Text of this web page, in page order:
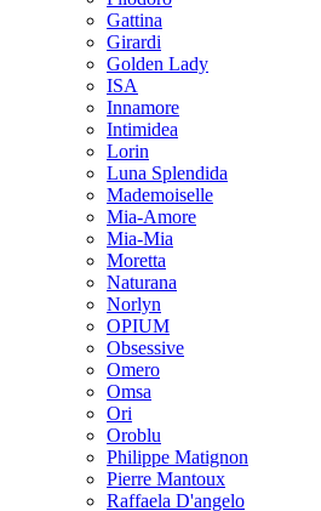
Gattina
Girardi
Golden Lady
ISA
Innamore
Intimidea
Lorin
Luna Splendida
Mademoiselle
Mia-Amore
Mia-Mia
Moretta
Naturana
Norlyn
OPIUM
Obsessive
Omero
Omsa
Ori
Oroblu
Philippe Matignon
Pierre Mantoux
Raffaela D'angelo